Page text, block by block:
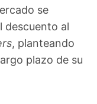
se
descuento al
, planteando
plazo de su